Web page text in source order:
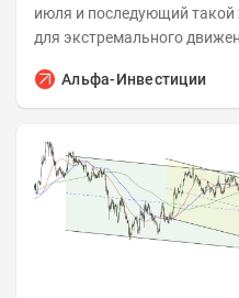
июля и последующий такой
для экстремального
Альфа-Инвестиции